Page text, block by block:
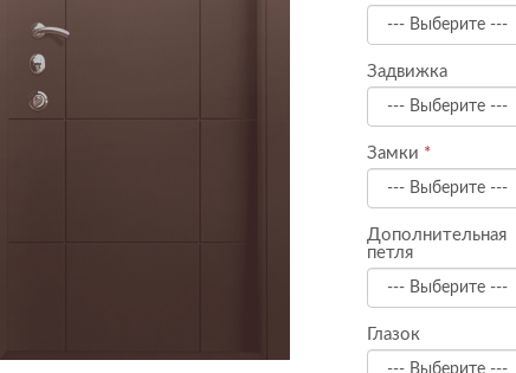
Задвижка
Замки
Дополнительная
петля
Глазок